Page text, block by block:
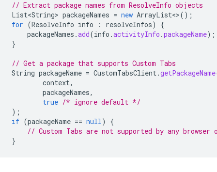
// Extract package names from ResolveInfo objects
List<String> packageNames = new ArrayList<>();
for (ResolveInfo info : resolveInfos)
{
packageNames .add(info .activityInfo .packageName);
}
// Get a package that supports Custom Tabs
String packageName = CustomTabsClient.getPackageName
context,
packageNames,
true /* ignore default */
);
if (packageName == null)
{
// Custom Tabs are not supported by any browser
}